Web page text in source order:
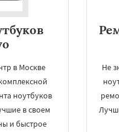
в Москве
ноутбуков
в своем
и быстрое
Не